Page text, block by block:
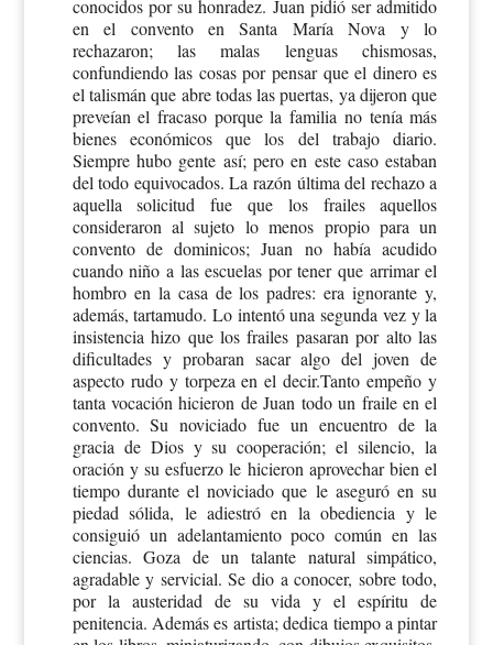
conocidos por su honradez. Juan pidió ser admitido
en el convento en Santa María Nova y lo
rechazaron; las malas lenguas chismosas,
confundiendo las cosas por pensar que el dinero es
el talismán que abre todas las puertas, ya dijeron que
preveían el fracaso porque la familia no tenía más
bienes económicos que los del trabajo diario.
Siempre hubo gente así; pero en este caso estaban
del todo equivocados. La razón última del rechazo a
aquella solicitud fue que los frailes aquellos
consideraron al sujeto lo menos propio para un
convento de dominicos; Juan no había acudido
cuando niño a las escuelas por tener que arrimar el
hombro en la casa de los padres: era ignorante y,
además, tartamudo. Lo intentó una segunda vez y la
insistencia hizo que los frailes pasaran por alto las
dificultades y probaran sacar algo del joven de
aspecto rudo y torpeza en el decir.Tanto empeño y
tanta vocación hicieron de Juan todo un fraile en el
convento. Su noviciado fue un encuentro de la
gracia de Dios y su cooperación; el silencio, la
oración y su esfuerzo le hicieron aprovechar bien el
tiempo durante el noviciado que le aseguró en su
piedad sólida, le adiestró en la obediencia y le
consiguió un adelantamiento poco común en las
ciencias. Goza de un talante natural simpático,
agradable y servicial. Se dio a conocer, sobre todo,
por la austeridad de su vida y el espíritu de
penitencia. Además es artista; dedica tiempo a pintar